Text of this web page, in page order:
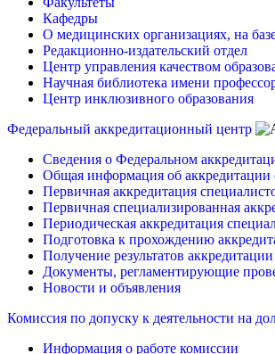
Кафедры
О медицинских организациях, на
Редакционно-издательский отдел
Центр управления качеством
Научная библиотека имени
Центр инклюзивного образования
Федеральный аккредитационный центр
Сведения о Федеральном
Общая информация об аккредитации
Первичная аккредитация
Первичная специализированная
Периодическая аккредитация
Подготовка к прохождению
Получение результатов
Документы, регламентирующие
Новости и объявления
Комиссия по допуску к деятельности на
Информация о работе комиссии